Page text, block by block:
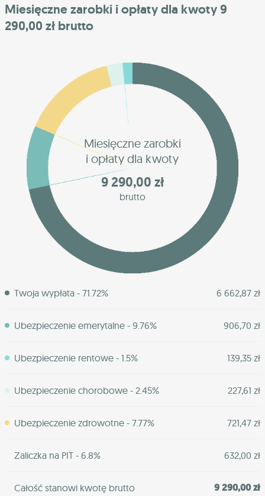
Miesięczne zarobki i opłaty dla kwoty 9
290,00 zł brutto
Miesięczne zarobki
i opłaty dla kwoty
9 290,00 zł
brutto
Twoja wypłata - 71.72% 6 662,87 zł
Ubezpieczenie emerytalne - 9.76% 906,70 zł
Ubezpieczenie rentowe - 1.5% 139,35 zł
Ubezpieczenie chorobowe - 2.45% 227,61 zł
Ubezpieczenie zdrowotne - 7.77% 721,47 zł
Zaliczka na PIT - 6.8% 632,00 zł
Całość stanowi kwotę brutto 9 290,00 zł